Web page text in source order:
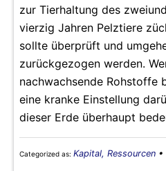
zur Tierhaltung des
vierzig Jahren Pelztiere
sollte überprüft und
zurückgezogen werden.
nachwachsende Rohstoffe
eine kranke Einstellung
dieser Erde überhaupt
Categorized as: Kapital, Ressourcen •